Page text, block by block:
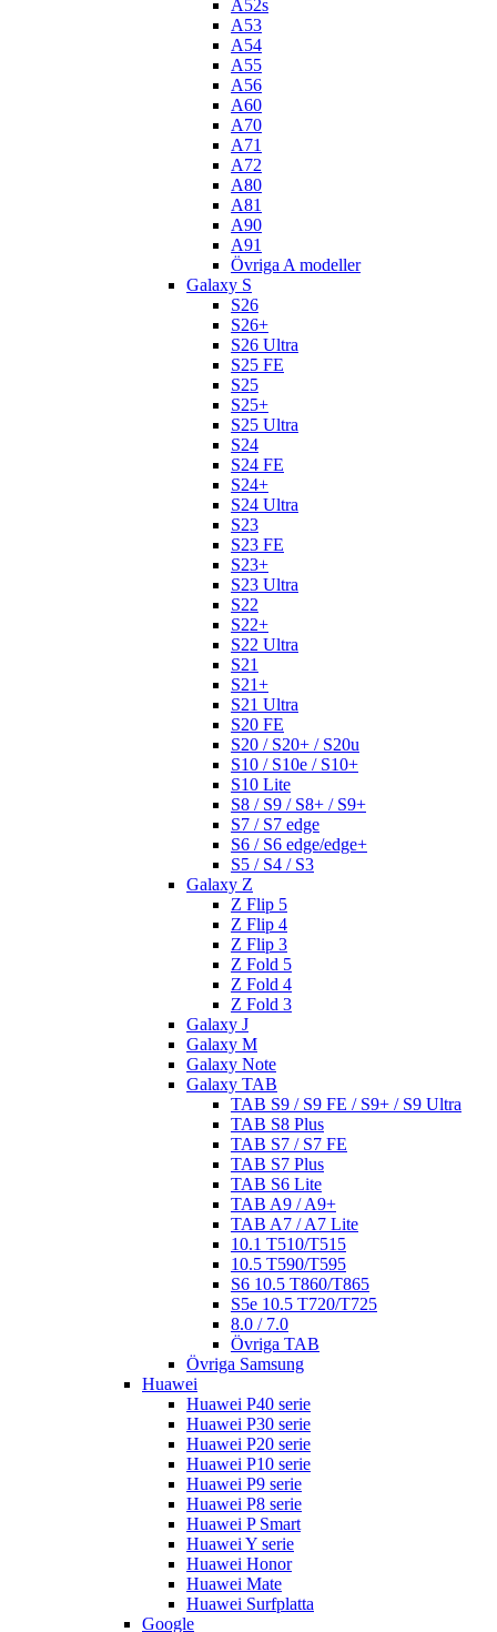
A52s
A53
A54
A55
A56
A60
A70
A71
A72
A80
A81
A90
A91
Övriga A modeller
Galaxy S
S26
S26+
S26 Ultra
S25 FE
S25
S25+
S25 Ultra
S24
S24 FE
S24+
S24 Ultra
S23
S23 FE
S23+
S23 Ultra
S22
S22+
S22 Ultra
S21
S21+
S21 Ultra
S20 FE
S20 / S20+ / S20u
S10 / S10e / S10+
S10 Lite
S8 / S9 / S8+ / S9+
S7 / S7 edge
S6 / S6 edge/edge+
S5 / S4 / S3
Galaxy Z
Z Flip 5
Z Flip 4
Z Flip 3
Z Fold 5
Z Fold 4
Z Fold 3
Galaxy J
Galaxy M
Galaxy Note
Galaxy TAB
TAB S9 / S9 FE / S9+ / S9 Ultra
TAB S8 Plus
TAB S7 / S7 FE
TAB S7 Plus
TAB S6 Lite
TAB A9 / A9+
TAB A7 / A7 Lite
10.1 T510/T515
10.5 T590/T595
S6 10.5 T860/T865
S5e 10.5 T720/T725
8.0 / 7.0
Övriga TAB
Övriga Samsung
Huawei
Huawei P40 serie
Huawei P30 serie
Huawei P20 serie
Huawei P10 serie
Huawei P9 serie
Huawei P8 serie
Huawei P Smart
Huawei Y serie
Huawei Honor
Huawei Mate
Huawei Surfplatta
Google